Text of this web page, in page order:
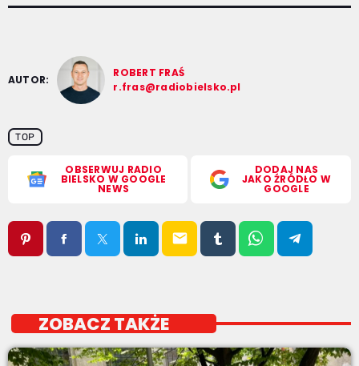
AUTOR:
ROBERT FRAŚ
r.fras@radiobielsko.pl
TOP
OBSERWUJ RADIO
BIELSKO W GOOGLE
NEWS
DODAJ NAS
JAKO ŹRÓDŁO W
GOOGLE
email
ZOBACZ TAKŻE